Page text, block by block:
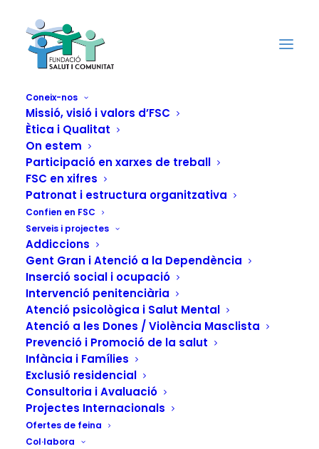
Coneix-nos
Missió, visió i valors d’FSC
Ètica i Qualitat
On estem
Participació en xarxes de treball
FSC en xifres
Patronat i estructura organitzativa
Confien en FSC
Serveis i projectes
Addiccions
Gent Gran i Atenció a la Dependència
Inserció social i ocupació
Intervenció penitenciària
Atenció psicològica i Salut Mental
Atenció a les Dones / Violència Masclista
Prevenció i Promoció de la salut
Infància i Famílies
Exclusió residencial
Consultoria i Avaluació
Projectes Internacionals
Ofertes de feina
Col·labora
"En general, a
Espanya hi ha bones
persones, amb bon
cor. Per això, vull
ajudar jo també com
a voluntari de FSC
altres persones"
29 DE SETEMBRE DE 2023
OCUPACIÓ
| BYFUNDACIÓN SALUD Y COMUNIDAD